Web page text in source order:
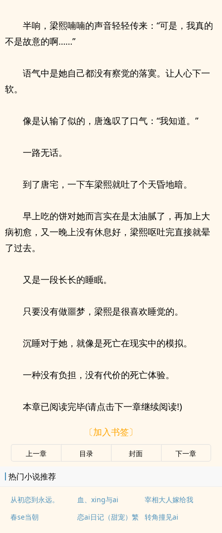
半响，梁熙喃喃的声音轻轻传来：“可是，我真的
不是故意的啊……”
语气中是她自己都没有察觉的落寞。让人心下一
软。
像是认输了似的，唐逸叹了口气：“我知道。”
一路无话。
到了唐宅，一下车梁熙就吐了个天昏地暗。
早上吃的饼对她而言实在是太油腻了，再加上大
病初愈，又一晚上没有休息好，梁熙呕吐完直接就晕
了过去。
又是一段长长的睡眠。
只要没有做噩梦，梁熙是很喜欢睡觉的。
沉睡对于她，就像是死亡在现实中的模拟。
一种没有负担，没有代价的死亡体验。
本章已阅读完毕(请点击下一章继续阅读!)
〔加入书签〕
上一章 目录 封面 下一章
热门小说推荐
从初恋到永远。 血、xing与ai
宰相大人嫁给我
春se当朝
恋ai日记（甜宠）繁 转角撞见ai